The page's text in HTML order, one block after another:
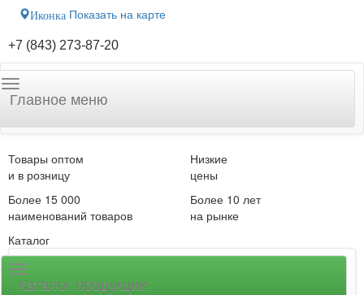
Иконка Показать на карте
+7 (843) 273-87-20
Главное меню
Товары оптом
и в розницу
Низкие
цены
Более 15 000
наименований товаров
Более 10 лет
на рынке
Каталог
Каталог продукции